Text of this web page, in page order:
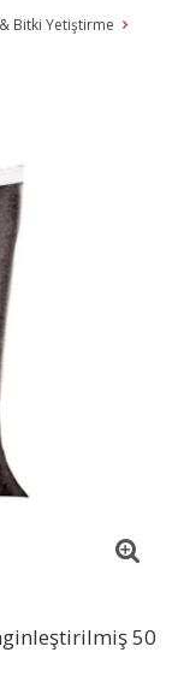
Bitki Yetiştirme
50